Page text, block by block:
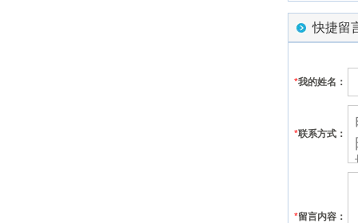
快捷留
*我的姓名：
*联系方式：
*留言内容：